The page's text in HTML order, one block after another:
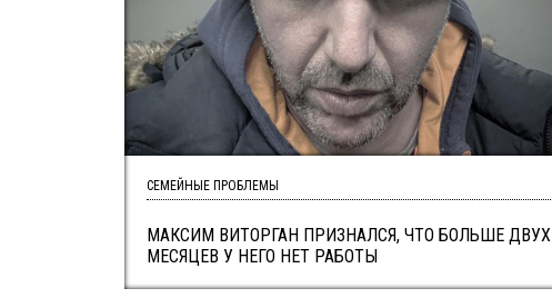
МАКСИМ ВИТОРГАН ПРИЗНАЛСЯ, ЧТО БОЛЬШЕ ДВУХ
МЕСЯЦЕВ У НЕГО НЕТ РАБОТЫ
СЕМЕЙНЫЕ ПРОБЛЕМЫ